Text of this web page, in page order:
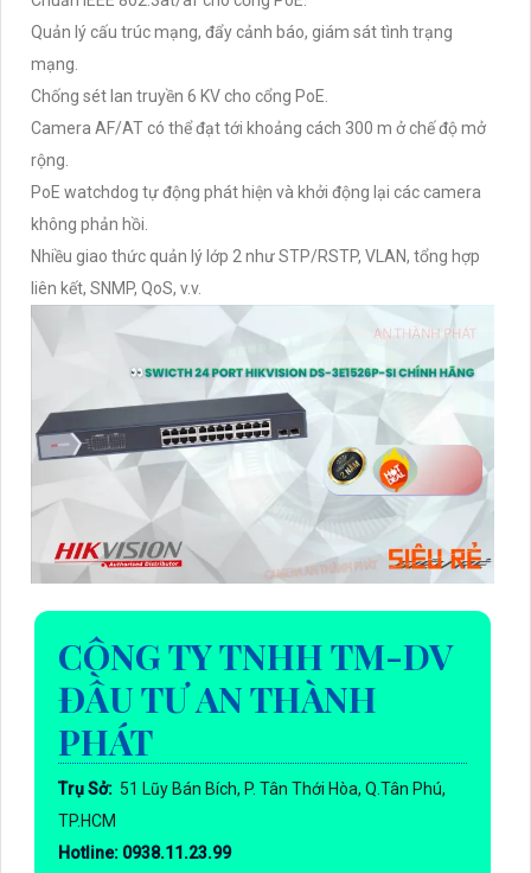
Quản lý cấu trúc mạng, đẩy cảnh báo, giám sát tình trạng
mạng.
Chống sét lan truyền 6 KV cho cổng PoE.
Camera AF/AT có thể đạt tới khoảng cách 300 m ở chế độ mở
rộng.
PoE watchdog tự động phát hiện và khởi động lại các camera
không phản hồi.
Nhiều giao thức quản lý lớp 2 như STP/RSTP, VLAN, tổng hợp
liên kết, SNMP, QoS, v.v.
CÔNG TY TNHH TM-DV
ĐẦU TƯ AN THÀNH
PHÁT
Trụ Sở: 51 Lũy Bán Bích, P. Tân Thới Hòa, Q.Tân Phú,
TP.HCM
Hotline: 0938.11.23.99